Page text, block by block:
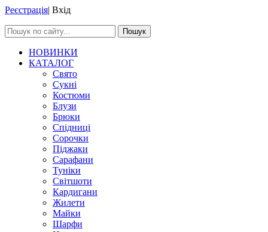
Реєстрація| Вхід
Пошук
НОВИНКИ
КАТАЛОГ
Свято
Сукні
Костюми
Блузи
Брюки
Спідниці
Сорочки
Піджаки
Сарафани
Туніки
Світшоти
Кардигани
Жилети
Майки
Шарфи